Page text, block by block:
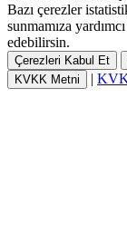
Bazı çerezler
sunmamıza
edebilirsin.
Çerezleri Kabul Et
KVKK Metni
|